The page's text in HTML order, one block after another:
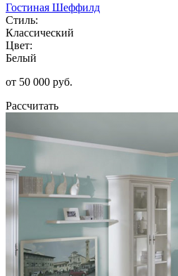
Гостиная Шеффилд
Стиль:
Классический
Цвет:
Белый
от 50 000 руб.
Рассчитать